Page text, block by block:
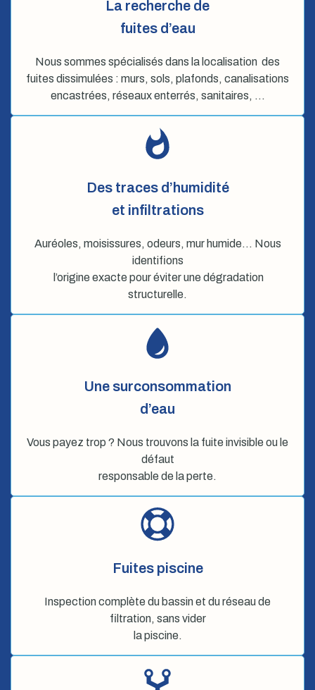
La recherche de
fuites d’eau
Nous sommes spécialisés dans la localisation des
fuites dissimulées : murs, sols, plafonds, canalisations
encastrées, réseaux enterrés, sanitaires, …
Des traces d’humidité
et infiltrations
Auréoles, moisissures, odeurs, mur humide… Nous
identifions
l’origine exacte pour éviter une dégradation
structurelle.
Une surconsommation
d’eau
Vous payez trop ? Nous trouvons la fuite invisible ou le
défaut
responsable de la perte.
Fuites piscine
Inspection complète du bassin et du réseau de
filtration, sans vider
la piscine.